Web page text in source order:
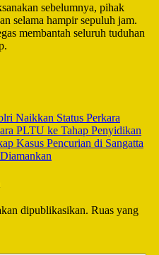
sebelumnya, pihak
selama hampir sepuluh jam.
membantah seluruh tuduhan
Naikkan Status Perkara
PLTU ke Tahap Penyidikan
Kasus Pencurian di Sangatta
dipublikasikan. Ruas yang